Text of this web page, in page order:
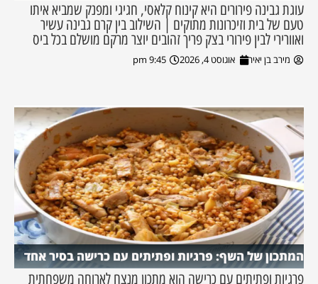
עוגת גבינה פירורים היא קינוח קלאסי, חגיגי ומפנק שמביא איתו
טעם של בית וזיכרונות מתוקים | השילוב בין קרם גבינה עשיר
ואוורירי לבין פירורי בצק פריך זהובים יוצר מרקם מושלם בכל ביס
מירב בן יאיר אוגוסט 4, 2026 9:45 pm
המתכון של השף: פרגיות ופתיתים עם כרישה בסיר אחד
פרגיות ופתיתים עם כרישה הוא מתכון מנצח לארוחה משפחתית